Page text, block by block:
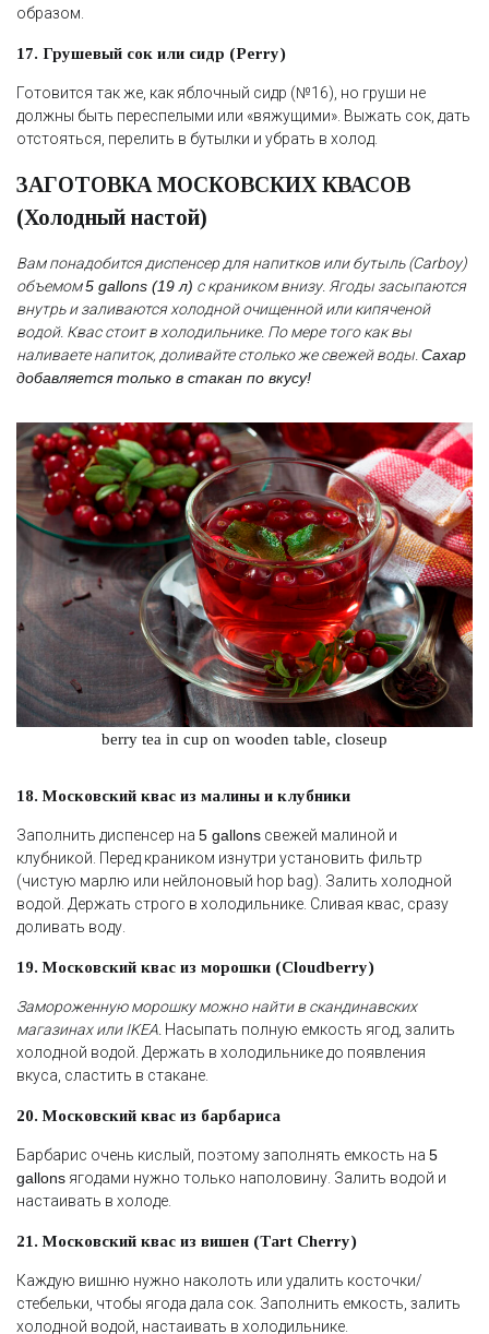
образом.
17. Грушевый сок или сидр (Perry)
Готовится так же, как яблочный сидр (№16), но груши не
должны быть переспелыми или «вяжущими». Выжать сок, дать
отстояться, перелить в бутылки и убрать в холод.
ЗАГОТОВКА МОСКОВСКИХ КВАСОВ
(Холодный настой)
Вам понадобится диспенсер для напитков или бутыль (Carboy)
объемом5 gallons (19 л) с краником внизу. Ягоды засыпаются
внутрь и заливаются холодной очищенной или кипяченой
водой. Квас стоит в холодильнике. По мере того как вы
наливаете напиток, доливайте столько же свежей воды. Сахар
добавляется только в стакан по вкусу!
berry tea in cup on wooden table, closeup
18. Московский квас из малины и клубники
Заполнить диспенсер на 5 gallons свежей малиной и
клубникой. Перед краником изнутри установить фильтр
(чистую марлю или нейлоновый hop bag). Залить холодной
водой. Держать строго в холодильнике. Сливая квас, сразу
доливать воду.
19. Московский квас из морошки (Cloudberry)
Замороженную морошку можно найти в скандинавских
магазинах или IKEA. Насыпать полную емкость ягод, залить
холодной водой. Держать в холодильнике до появления
вкуса, сластить в стакане.
20. Московский квас из барбариса
Барбарис очень кислый, поэтому заполнять емкость на 5
gallons ягодами нужно только наполовину. Залить водой и
настаивать в холоде.
21. Московский квас из вишен (Tart Cherry)
Каждую вишню нужно наколоть или удалить косточки/
стебельки, чтобы ягода дала сок. Заполнить емкость, залить
холодной водой, настаивать в холодильнике.